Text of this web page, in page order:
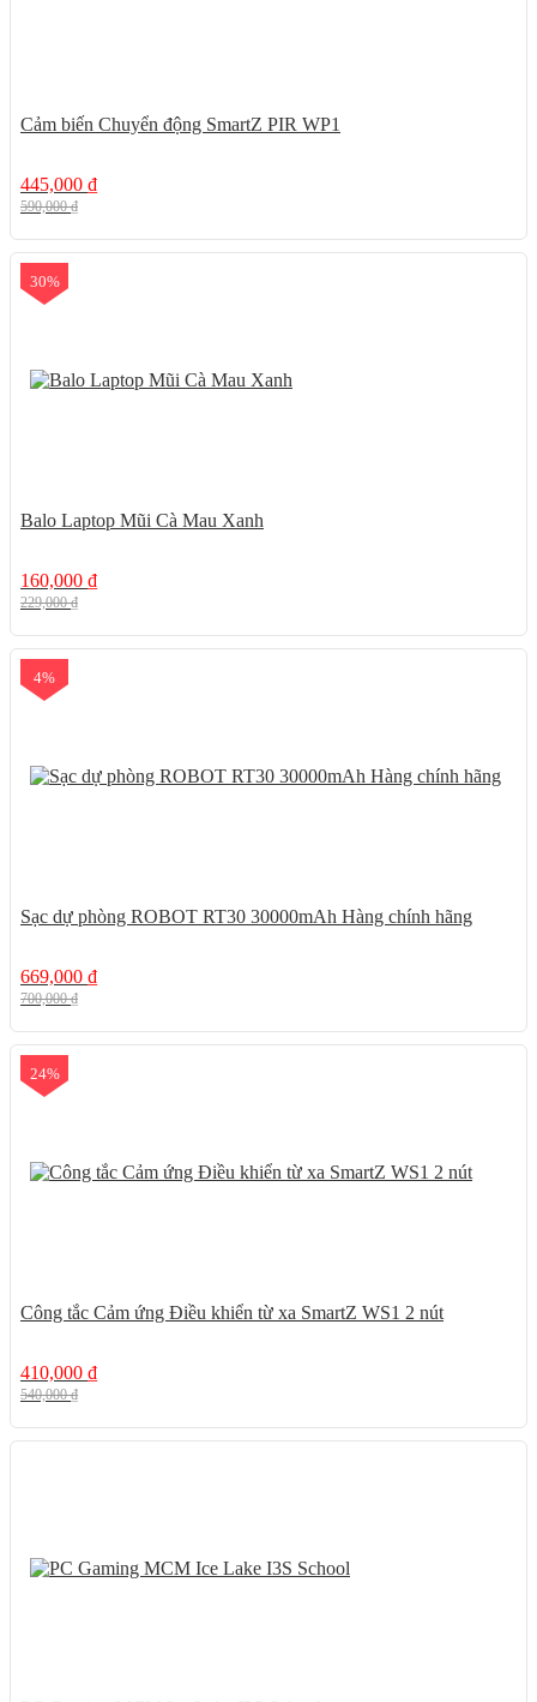
Cảm biến Chuyển động SmartZ PIR WP1
445,000 ₫
590,000₫
30%
Balo Laptop Mũi Cà Mau Xanh
160,000 ₫
229,000₫
4%
Sạc dự phòng ROBOT RT30 30000mAh Hàng chính hãng
669,000 ₫
700,000₫
24%
Công tắc Cảm ứng Điều khiển từ xa SmartZ WS1 2 nút
410,000 ₫
540,000₫